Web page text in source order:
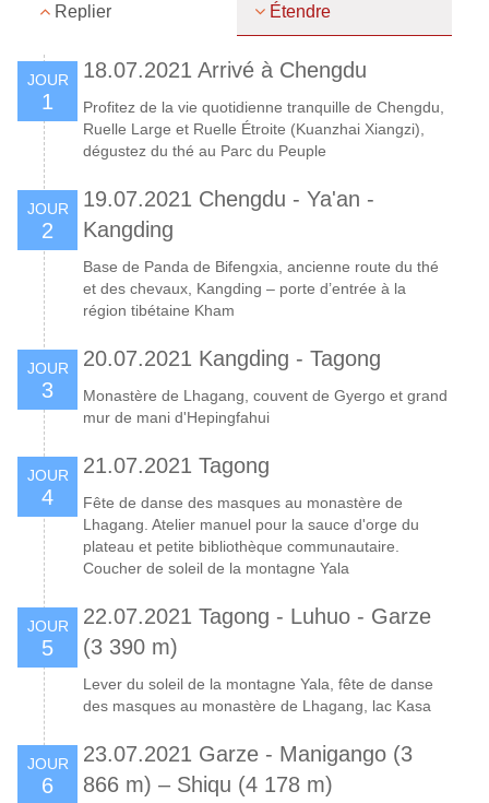
Replier Étendre
JOUR
1
18.07.2021 Arrivé à Chengdu
Profitez de la vie quotidienne tranquille de Chengdu,
Ruelle Large et Ruelle Étroite (Kuanzhai Xiangzi),
dégustez du thé au Parc du Peuple
JOUR
2
19.07.2021 Chengdu - Ya'an -
Kangding
Base de Panda de Bifengxia, ancienne route du thé
et des chevaux, Kangding – porte d’entrée à la
région tibétaine Kham
JOUR
3
20.07.2021 Kangding - Tagong
Monastère de Lhagang, couvent de Gyergo et grand
mur de mani d'Hepingfahui
JOUR
4
21.07.2021 Tagong
Fête de danse des masques au monastère de
Lhagang. Atelier manuel pour la sauce d'orge du
plateau et petite bibliothèque communautaire.
Coucher de soleil de la montagne Yala
JOUR
5
22.07.2021 Tagong - Luhuo - Garze
(3 390 m)
Lever du soleil de la montagne Yala, fête de danse
des masques au monastère de Lhagang, lac Kasa
JOUR
6
23.07.2021 Garze - Manigango (3
866 m) – Shiqu (4 178 m)